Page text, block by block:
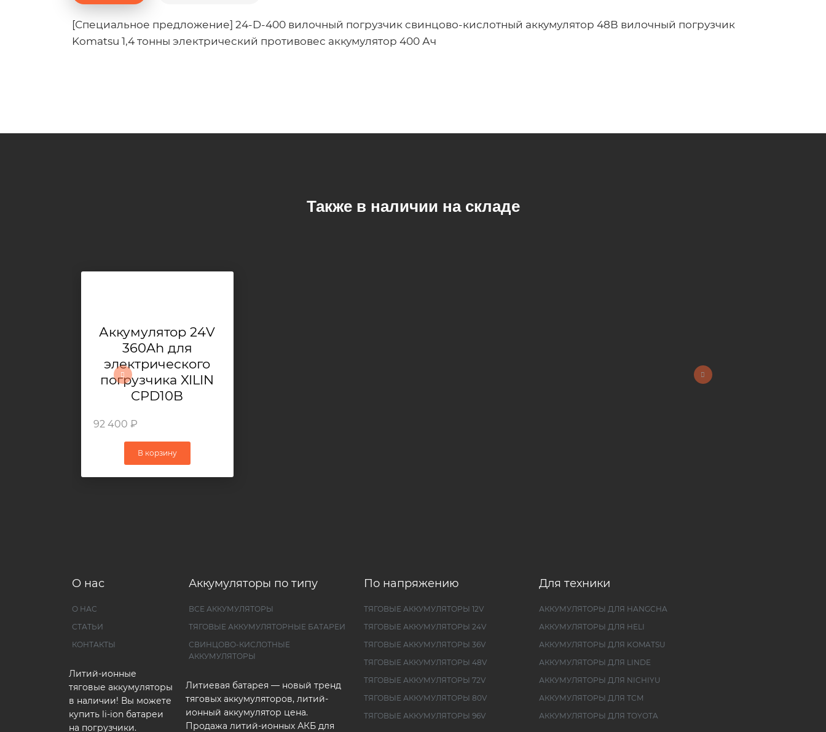
[Специальное предложение] 24-D-400 вилочный погрузчик свинцово-кислотный аккумулятор 48В вилочный погрузчик
Komatsu 1,4 тонны электрический противовес аккумулятор 400 Ач
Также в наличии на складе
Аккумулятор 24V
360Ah для
электрического
погрузчика XILIN
CPD10B
92 400 ₽
В корзину
О нас
О НАС
СТАТЬИ
КОНТАКТЫ
Литий-ионные
тяговые аккумуляторы
в наличии! Вы можете
купить li-ion батареи
на погрузчики.
Аккумуляторы по типу
ВСЕ АККУМУЛЯТОРЫ
ТЯГОВЫЕ АККУМУЛЯТОРНЫЕ БАТАРЕИ
СВИНЦОВО-КИСЛОТНЫЕ
АККУМУЛЯТОРЫ
Литиевая батарея — новый тренд
тяговых аккумуляторов, литий-
ионный аккумулятор цена.
Продажа литий-ионных АКБ для
По напряжению
ТЯГОВЫЕ АККУМУЛЯТОРЫ 12V
ТЯГОВЫЕ АККУМУЛЯТОРЫ 24V
ТЯГОВЫЕ АККУМУЛЯТОРЫ 36V
ТЯГОВЫЕ АККУМУЛЯТОРЫ 48V
ТЯГОВЫЕ АККУМУЛЯТОРЫ 72V
ТЯГОВЫЕ АККУМУЛЯТОРЫ 80V
ТЯГОВЫЕ АККУМУЛЯТОРЫ 96V
Для техники
АККУМУЛЯТОРЫ ДЛЯ HANGCHA
АККУМУЛЯТОРЫ ДЛЯ HELI
АККУМУЛЯТОРЫ ДЛЯ KOMATSU
АККУМУЛЯТОРЫ ДЛЯ LINDE
АККУМУЛЯТОРЫ ДЛЯ NICHIYU
АККУМУЛЯТОРЫ ДЛЯ TCM
АККУМУЛЯТОРЫ ДЛЯ TOYOTA